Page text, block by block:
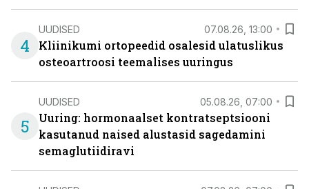
4
UUDISED 07.08.26, 13:00
Kliinikumi ortopeedid osalesid ulatuslikus
osteoartroosi teemalises uuringus
5
UUDISED 05.08.26, 07:00
Uuring: hormonaalset kontratseptsiooni
kasutanud naised alustasid sagedamini
semaglutiidiravi